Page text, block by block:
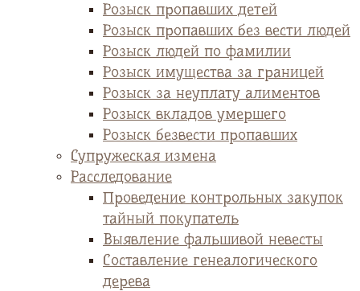
Розыск пропавших детей
Розыск пропавших без вести людей
Розыск людей по фамилии
Розыск имущества за границей
Розыск за неуплату алиментов
Розыск вкладов умершего
Розыск безвести пропавших
Супружеская измена
Расследование
Проведение контрольных закупок
тайный покупатель
Выявление фальшивой невесты
Cоставление генеалогического
дерева